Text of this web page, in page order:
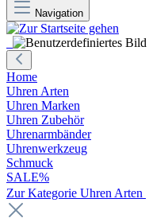
Navigation
Home
Uhren Arten
Uhren Marken
Uhren Zubehör
Uhrenarmbänder
Uhrenwerkzeug
Schmuck
SALE%
Zur Kategorie Uhren Arten